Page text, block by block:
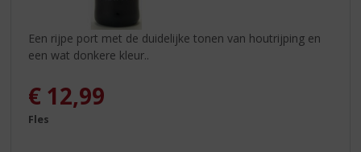
Een rijpe port met de duidelijke tonen van houtrijping en
een wat donkere kleur..
€ 12,99
Fles